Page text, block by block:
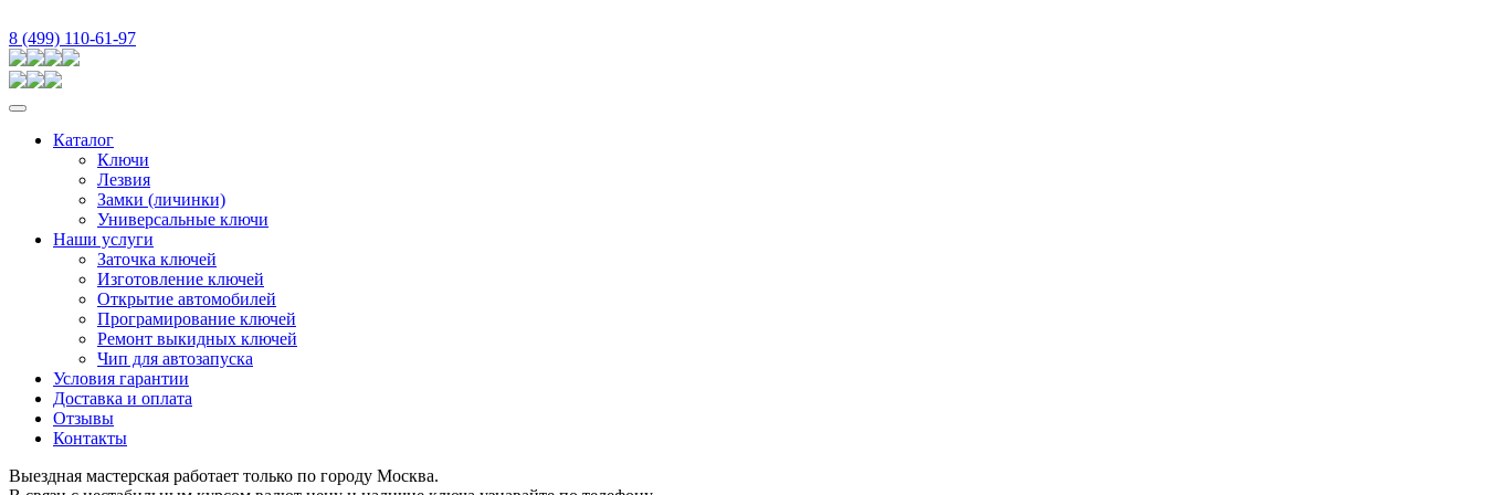
8 (499) 110-61-97
Каталог
Ключи
Лезвия
Замки (личинки)
Универсальные ключи
Наши услуги
Заточка ключей
Изготовление ключей
Открытие автомобилей
Програмирование ключей
Ремонт выкидных ключей
Чип для автозапуска
Условия гарантии
Доставка и оплата
Отзывы
Контакты
Выездная мастерская работает только по городу Москва.